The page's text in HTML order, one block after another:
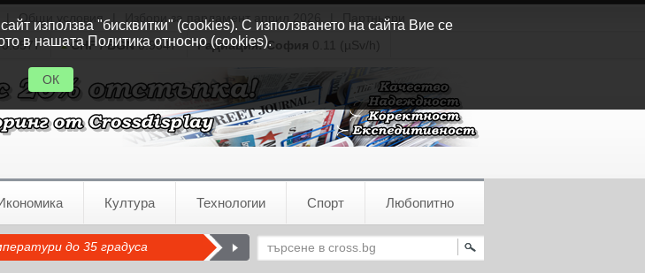
Общи условия Избори за парламент април 2026
Партньори
CHF / BGN0.9347 Радиация:София 0.11 (µSv/h)
Култура Технологии Спорт Любопитно
до 35 градуса
използва "бисквитки" (cookies). С използването на сайта Вие се
в нашата Политика относно (cookies).
ОК